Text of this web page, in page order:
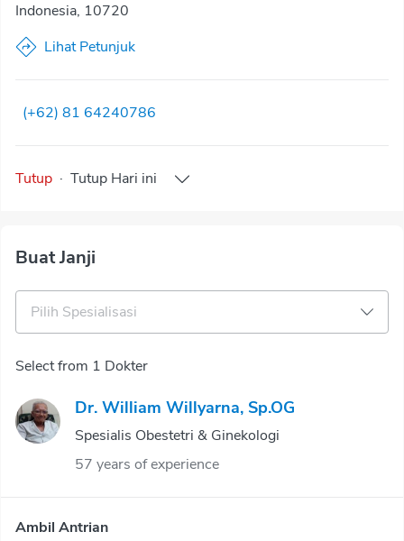
Indonesia, 10720
Lihat Petunjuk
(+62) 81 64240786
Tutup · Tutup Hari ini
Buat Janji
Pilih Spesialisasi
Select from 1 Dokter
Dr. William Willyarna, Sp.OG
Spesialis Obestetri & Ginekologi
57 years of experience
Ambil Antrian